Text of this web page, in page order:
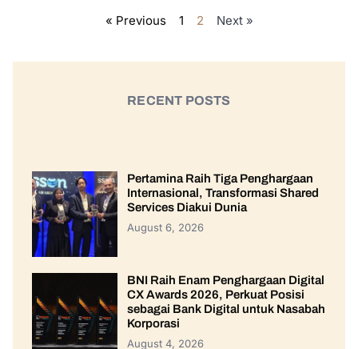
« Previous 1 2 Next »
RECENT POSTS
Pertamina Raih Tiga Penghargaan
Internasional, Transformasi Shared
Services Diakui Dunia
August 6, 2026
BNI Raih Enam Penghargaan Digital
CX Awards 2026, Perkuat Posisi
sebagai Bank Digital untuk Nasabah
Korporasi
August 4, 2026